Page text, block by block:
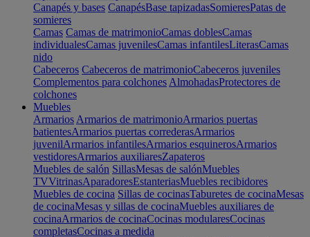
Canapés y bases CanapésBase tapizadasSomieresPatas de
somieres
Camas Camas de matrimonioCamas doblesCamas
individualesCamas juvenilesCamas infantilesLiterasCamas
nido
Cabeceros Cabeceros de matrimonioCabeceros juveniles
Complementos para colchones AlmohadasProtectores de
colchones
Muebles
Armarios Armarios de matrimonioArmarios puertas
batientesArmarios puertas correderasArmarios
juvenilArmarios infantilesArmarios esquinerosArmarios
vestidoresArmarios auxiliaresZapateros
Muebles de salón SillasMesas de salónMuebles
TVVitrinasAparadoresEstanteriasMuebles recibidores
Muebles de cocina Sillas de cocinasTaburetes de cocinaMesas
de cocinaMesas y sillas de cocinaMuebles auxiliares de
cocinaArmarios de cocinaCocinas modularesCocinas
completasCocinas a medida